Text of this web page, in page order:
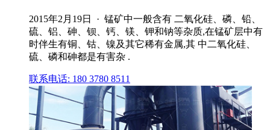
2015年2月19日 · 锰矿中一般含有 二氧化硅、磷、铅、
硫、铝、砷、钡、钙、镁、钾和钠等杂质,在锰矿层中有
时伴生有铜、钴、镍及其它稀有金属,其 中二氧化硅、
硫、磷和砷都是有害杂 .
联系电话: 180 3780 8511